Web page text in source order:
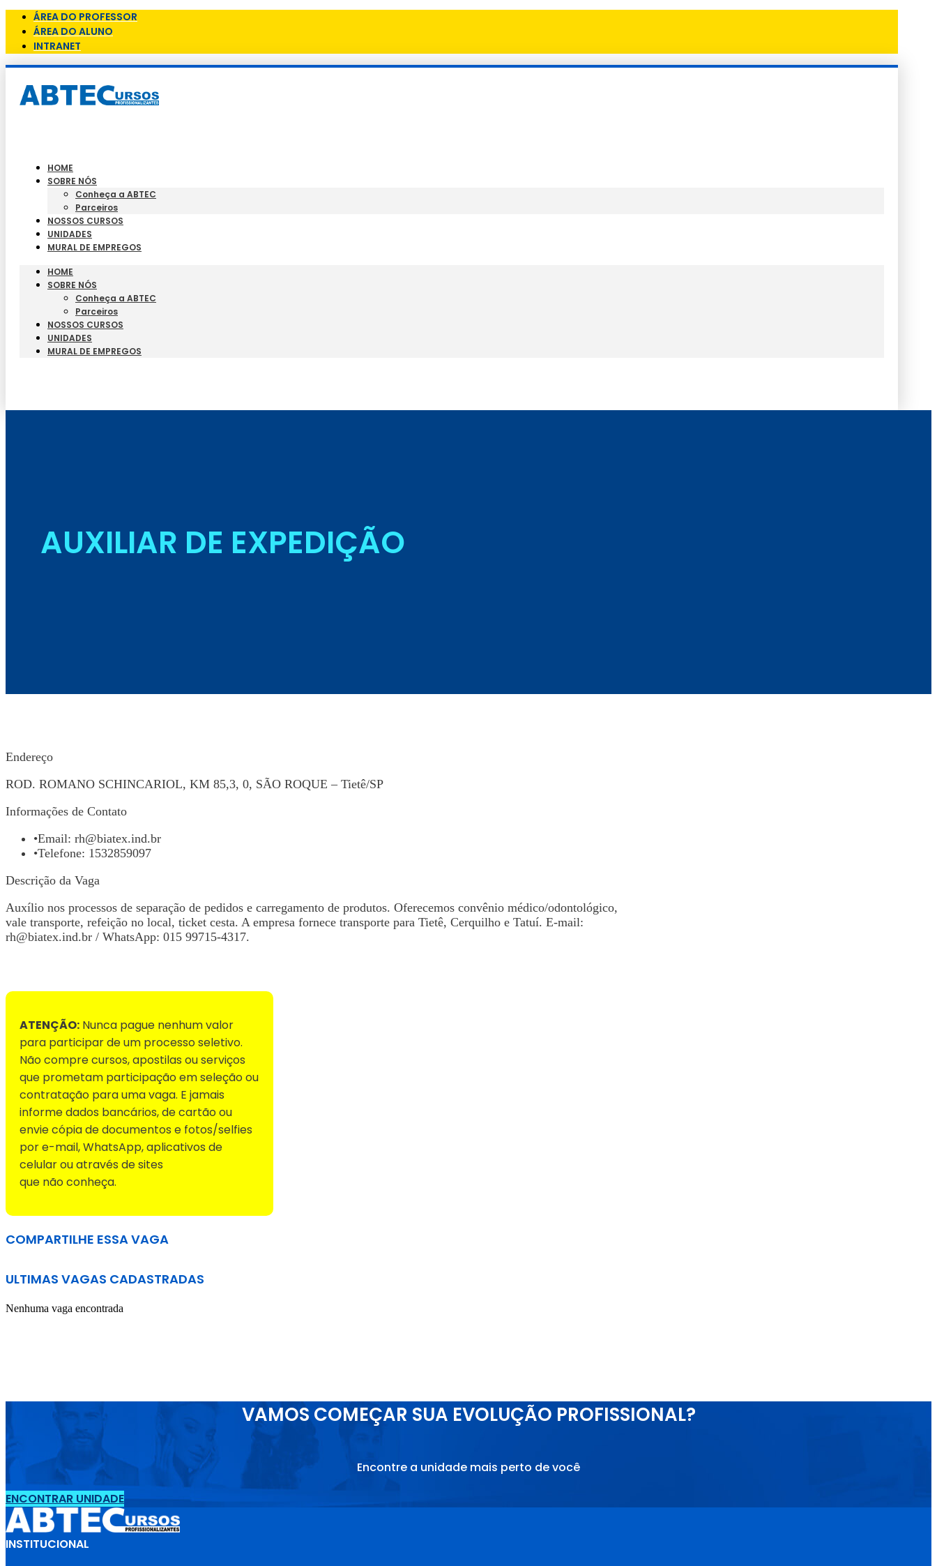
ÁREA DO PROFESSOR
ÁREA DO ALUNO
INTRANET
HOME
SOBRE NÓS
Conheça a ABTEC
Parceiros
NOSSOS CURSOS
UNIDADES
MURAL DE EMPREGOS
HOME
SOBRE NÓS
Conheça a ABTEC
Parceiros
NOSSOS CURSOS
UNIDADES
MURAL DE EMPREGOS
AUXILIAR DE EXPEDIÇÃO
Endereço
ROD. ROMANO SCHINCARIOL, KM 85,3, 0, SÃO ROQUE – Tietê/SP
Informações de Contato
•Email: rh@biatex.ind.br
•Telefone: 1532859097
Descrição da Vaga
Auxílio nos processos de separação de pedidos e carregamento de produtos. Oferecemos convênio médico/odontológico,
vale transporte, refeição no local, ticket cesta. A empresa fornece transporte para Tietê, Cerquilho e Tatuí. E-mail:
rh@biatex.ind.br / WhatsApp: 015 99715-4317.
ATENÇÃO: Nunca pague nenhum valor
para participar de um processo seletivo.
Não compre cursos, apostilas ou serviços
que prometam participação em seleção ou
contratação para uma vaga. E jamais
informe dados bancários, de cartão ou
envie cópia de documentos e fotos/selfies
por e-mail, WhatsApp, aplicativos de
celular ou através de sites
que não conheça.
COMPARTILHE ESSA VAGA
ULTIMAS VAGAS CADASTRADAS
Nenhuma vaga encontrada
VAMOS COMEÇAR SUA EVOLUÇÃO PROFISSIONAL?
Encontre a unidade mais perto de você
ENCONTRAR UNIDADE
INSTITUCIONAL